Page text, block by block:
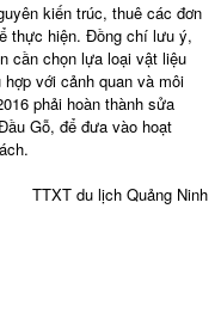
kiến trúc, thuê các đơn
thực hiện. Đồng chí lưu ý,
cần chọn lựa loại vật liệu
với cảnh quan và môi
phải hoàn thành sửa
Gỗ, để đưa vào hoạt
TTXT du lịch Quảng Ninh